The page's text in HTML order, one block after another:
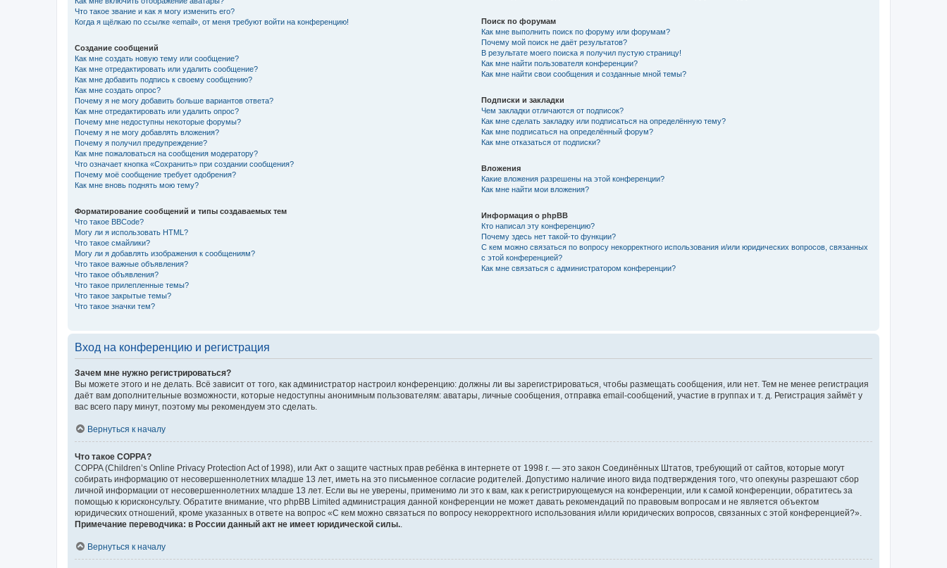
Что такое звание и как я могу изменить его?
Когда я щёлкаю по ссылке «email», от меня требуют войти на конференцию!
Создание сообщений
Как мне создать новую тему или сообщение?
Как мне отредактировать или удалить сообщение?
Как мне добавить подпись к своему сообщению?
Как мне создать опрос?
Почему я не могу добавить больше вариантов ответа?
Как мне отредактировать или удалить опрос?
Почему мне недоступны некоторые форумы?
Почему я не могу добавлять вложения?
Почему я получил предупреждение?
Как мне пожаловаться на сообщения модератору?
Что означает кнопка «Сохранить» при создании сообщения?
Почему моё сообщение требует одобрения?
Как мне вновь поднять мою тему?
Форматирование сообщений и типы создаваемых тем
Что такое BBCode?
Могу ли я использовать HTML?
Что такое смайлики?
Могу ли я добавлять изображения к сообщениям?
Что такое важные объявления?
Что такое объявления?
Что такое прилепленные темы?
Что такое закрытые темы?
Что такое значки тем?
Поиск по форумам
Как мне выполнить поиск по форуму или форумам?
Почему мой поиск не даёт результатов?
В результате моего поиска я получил пустую страницу!
Как мне найти пользователя конференции?
Как мне найти свои сообщения и созданные мной темы?
Подписки и закладки
Чем закладки отличаются от подписок?
Как мне сделать закладку или подписаться на определённую тему?
Как мне подписаться на определённый форум?
Как мне отказаться от подписки?
Вложения
Какие вложения разрешены на этой конференции?
Как мне найти мои вложения?
Информация о phpBB
Кто написал эту конференцию?
Почему здесь нет такой-то функции?
С кем можно связаться по вопросу некорректного использования и/или юридических вопросов, связанных
с этой конференцией?
Как мне связаться с администратором конференции?
Вход на конференцию и регистрация
Зачем мне нужно регистрироваться?
Вы можете этого и не делать. Всё зависит от того, как администратор настроил конференцию: должны ли вы зарегистрироваться, чтобы размещать сообщения, или нет. Тем не менее регистрация
даёт вам дополнительные возможности, которые недоступны анонимным пользователям: аватары, личные сообщения, отправка email-сообщений, участие в группах и т. д. Регистрация займёт у
вас всего пару минут, поэтому мы рекомендуем это сделать.
Вернуться к началу
Что такое COPPA?
COPPA (Children’s Online Privacy Protection Act of 1998), или Акт о защите частных прав ребёнка в интернете от 1998 г. — это закон Соединённых Штатов, требующий от сайтов, которые могут
собирать информацию от несовершеннолетних младше 13 лет, иметь на это письменное согласие родителей. Допустимо наличие иного вида подтверждения того, что опекуны разрешают сбор
личной информации от несовершеннолетних младше 13 лет. Если вы не уверены, применимо ли это к вам, как к регистрирующемуся на конференции, или к самой конференции, обратитесь за
помощью к юрисконсульту. Обратите внимание, что phpBB Limited администрация данной конференции не может давать рекомендаций по правовым вопросам и не является объектом
юридических отношений, кроме указанных в ответе на вопрос «С кем можно связаться по вопросу некорректного использования и/или юридических вопросов, связанных с этой конференцией?».
Примечание переводчика: в России данный акт не имеет юридической силы.
Вернуться к началу